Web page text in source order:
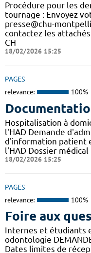
Procédure pour les
tournage : Envoyez
presse@chu-
contactez les
CH
18/02/2026 15:25
PAGES
relevance: 100%
Hospitalisation à
l'HAD Demande
d'information patient
l'HAD Dossier
18/02/2026 15:25
PAGES
relevance: 100%
Foire aux
Internes et étudiants
odontologie
Dates limites de